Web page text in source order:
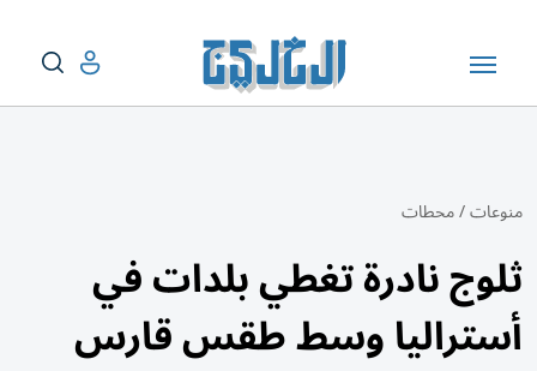
منوعات/محطات
ثلوج نادرة تغطي بلدات في
أستراليا وسط طقس قارس